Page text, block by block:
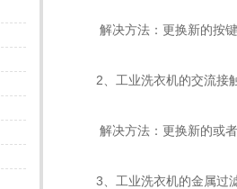
解决方法：更换新的按键
2、工业洗衣机的交流接触
解决方法：更换新的或者
3、工业洗衣机的金属过滤